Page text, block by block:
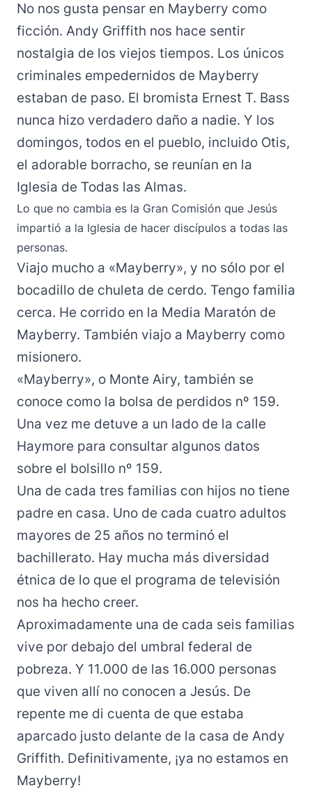
No nos gusta pensar en Mayberry como
ficción. Andy Griffith nos hace sentir
nostalgia de los viejos tiempos. Los únicos
criminales empedernidos de Mayberry
estaban de paso. El bromista Ernest T. Bass
nunca hizo verdadero daño a nadie. Y los
domingos, todos en el pueblo, incluido Otis,
el adorable borracho, se reunían en la
Iglesia de Todas las Almas.
Lo que no cambia es la Gran Comisión que Jesús
impartió a la Iglesia de hacer discípulos a todas las
personas.
Viajo mucho a «Mayberry», y no sólo por el
bocadillo de chuleta de cerdo. Tengo familia
cerca. He corrido en la Media Maratón de
Mayberry. También viajo a Mayberry como
misionero.
«Mayberry», o Monte Airy, también se
conoce como la bolsa de perdidos nº 159.
Una vez me detuve a un lado de la calle
Haymore para consultar algunos datos
sobre el bolsillo nº 159.
Una de cada tres familias con hijos no tiene
padre en casa. Uno de cada cuatro adultos
mayores de 25 años no terminó el
bachillerato. Hay mucha más diversidad
étnica de lo que el programa de televisión
nos ha hecho creer.
Aproximadamente una de cada seis familias
vive por debajo del umbral federal de
pobreza. Y 11.000 de las 16.000 personas
que viven allí no conocen a Jesús. De
repente me di cuenta de que estaba
aparcado justo delante de la casa de Andy
Griffith. Definitivamente, ¡ya no estamos en
Mayberry!